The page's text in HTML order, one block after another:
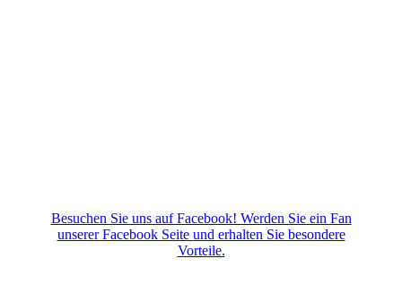
Besuchen Sie uns auf Facebook! Werden Sie ein Fan
unserer Facebook Seite und erhalten Sie besondere
Vorteile.